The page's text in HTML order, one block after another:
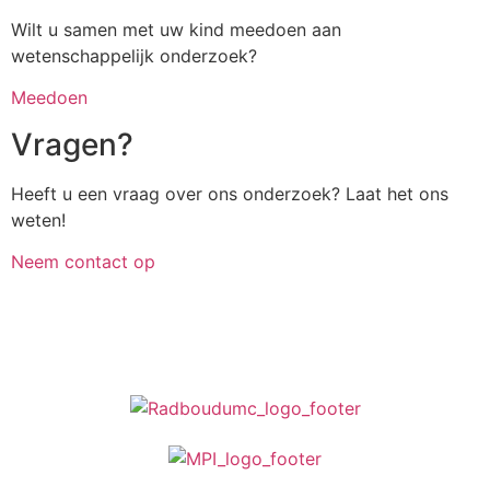
Wilt u samen met uw kind meedoen aan
wetenschappelijk onderzoek?
Meedoen
Vragen?
Heeft u een vraag over ons onderzoek? Laat het ons
weten!
Neem contact op